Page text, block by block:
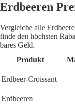
Erdbeeren
Vergleiche alle
finde den höchsten
bares Geld.
Produkt
Erdbeer-Croissant
Erdbeeren